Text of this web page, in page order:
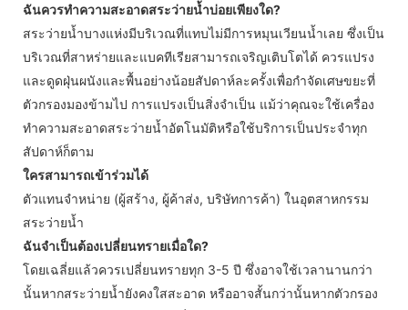
ฉันควรทำความสะอาดสระว่ายน้ำบ่อยเพียงใด?
สระว่ายน้ำบางแห่งมีบริเวณที่แทบไม่มีการหมุนเวียนน้ำเลย ซึ่งเป็น
บริเวณที่สาหร่ายและแบคทีเรียสามารถเจริญเติบโตได้ ควรแปรง
และดูดฝุ่นผนังและพื้นอย่างน้อยสัปดาห์ละครั้งเพื่อกำจัดเศษขยะที่
ตัวกรองมองข้ามไป การแปรงเป็นสิ่งจำเป็น แม้ว่าคุณจะใช้เครื่อง
ทำความสะอาดสระว่ายน้ำอัตโนมัติหรือใช้บริการเป็นประจำทุก
สัปดาห์ก็ตาม
ใครสามารถเข้าร่วมได้
ตัวแทนจำหน่าย (ผู้สร้าง, ผู้ค้าส่ง, บริษัทการค้า) ในอุตสาหกรรม
สระว่ายน้ำ
ฉันจำเป็นต้องเปลี่ยนทรายเมื่อใด?
โดยเฉลี่ยแล้วควรเปลี่ยนทรายทุก 3-5 ปี ซึ่งอาจใช้เวลานานกว่า
นั้นหากสระว่ายน้ำยังคงใสสะอาด หรืออาจสั้นกว่านั้นหากตัวกรอง